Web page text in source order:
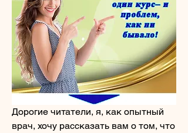
Дорогие читатели, я, как опытный
врач, хочу рассказать вам о том, что